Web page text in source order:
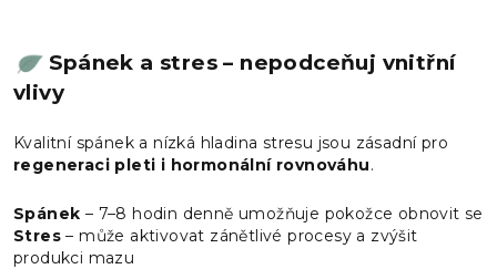
Spánek a stres – nepodceňuj vnitřní
vlivy
Kvalitní spánek a nízká hladina stresu jsou zásadní pro
regeneraci pleti i hormonální rovnováhu.
Spánek – 7–8 hodin denně umožňuje pokožce obnovit se
Stres – může aktivovat zánětlivé procesy a zvýšit
produkci mazu